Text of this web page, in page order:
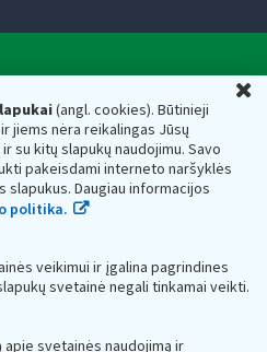
(angl. cookies). Būtinieji
jiems nėra reikalingas Jūsų
su kitų slapukų naudojimu. Savo
pakeisdami interneto naršyklės
Daugiau informacijos
politika.
veikimui ir įgalina pagrindines
svetainė negali tinkamai veikti.
svetainės naudojimą ir
kodas — 188659752,
Vilnius, Lietuva, el.paštas:
adresas 188659752
inspekciją prie Lietuvos
ir saugomi Juridinių